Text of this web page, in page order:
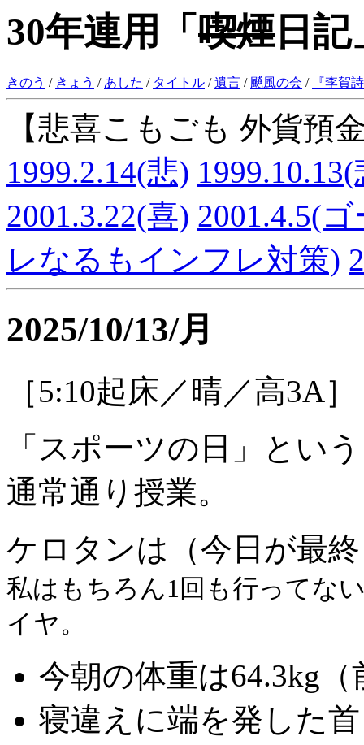
30年連用「 喫煙日記
きのう / きょう / あした / タイトル /遺言 / 飇風の会 / 『李賀
【悲喜こもごも 外貨預
1999.2.14(悲)
2001.3.22(喜) 2001.4.5(
レなるもインフレ対策)
2025/10/13/月
［5:10起床／晴／高3A］
「スポーツの日」とい
通常通り授業。
ケロタンは（今日が最
私はもちろん1回も行ってな
イヤ。
今朝の体重は64.3kg（
寝違えに端を発した